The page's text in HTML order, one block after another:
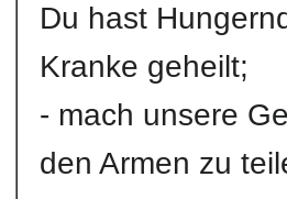
Du hast
Kranke geheilt;
- mach unsere
den Armen zu